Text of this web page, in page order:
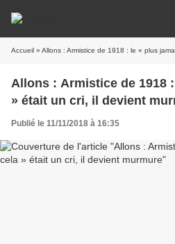
Accueil » Allons : Armistice de 1918 : le « plus
Allons : Armistice de 1918 : le « plus jamais cela
» était un cri, il devient
Publié le 11/11/2018 à 16:35